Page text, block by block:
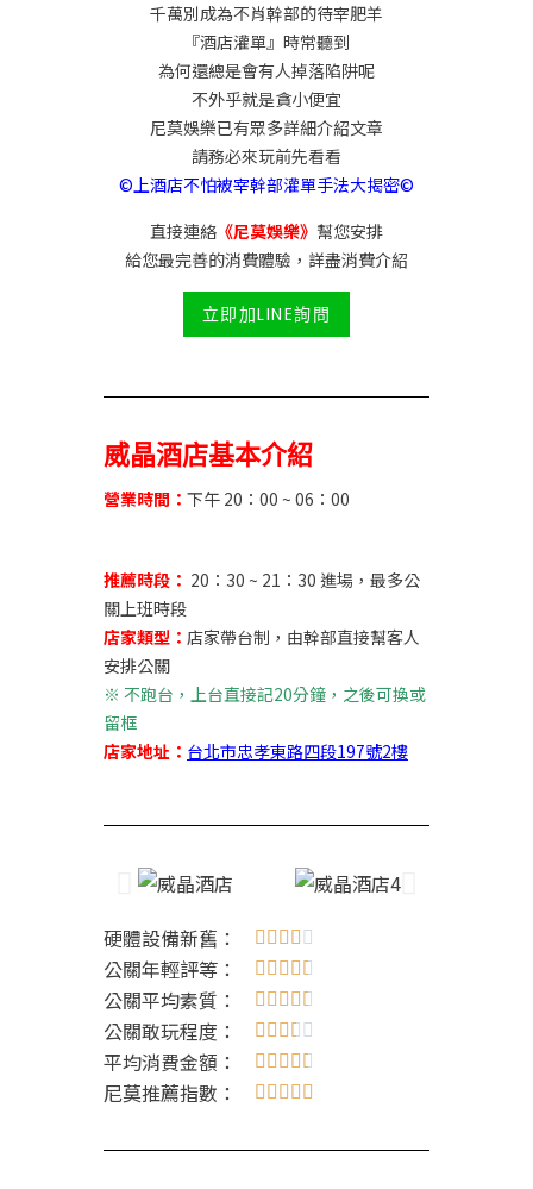
千萬別成為不肖幹部的待宰肥羊
『酒店灌單』時常聽到
為何還總是會有人掉落陷阱呢
不外乎就是貪小便宜
尼莫娛樂已有眾多詳細介紹文章
請務必來玩前先看看
©上酒店不怕被宰幹部灌單手法大揭密©
直接連絡 《尼莫娛樂》 幫您安排
給您最完善的消費體驗，詳盡消費介紹
立即加LINE詢問
威晶酒店基本介紹
營業時間： 下午 20：00 ~ 06：00
推薦時段： 20：30 ~ 21：30 進場，最多公
關上班時段
店家類型： 店家帶台制，由幹部直接幫客人
安排公關
※ 不跑台，上台直接記20分鐘，之後可換或
留框
店家地址： 台北市忠孝東路四段197號2樓
硬體設備新舊：     
公關年輕評等：     
公關平均素質：     
公關敢玩程度：     
平均消費金額：     
尼莫推薦指數：     